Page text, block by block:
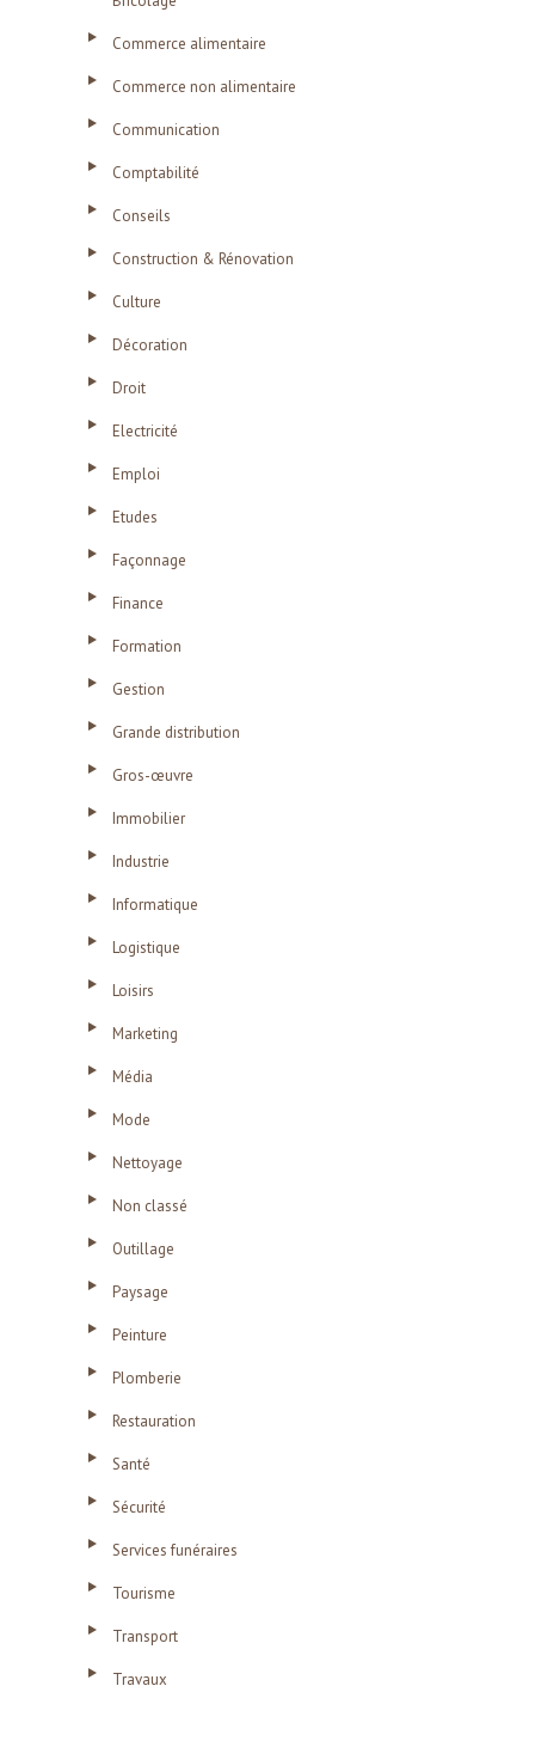
Commerce alimentaire
Commerce non alimentaire
Communication
Comptabilité
Conseils
Construction & Rénovation
Culture
Décoration
Droit
Electricité
Emploi
Etudes
Façonnage
Finance
Formation
Gestion
Grande distribution
Gros-œuvre
Immobilier
Industrie
Informatique
Logistique
Loisirs
Marketing
Média
Mode
Nettoyage
Non classé
Outillage
Paysage
Peinture
Plomberie
Restauration
Santé
Sécurité
Services funéraires
Tourisme
Transport
Travaux